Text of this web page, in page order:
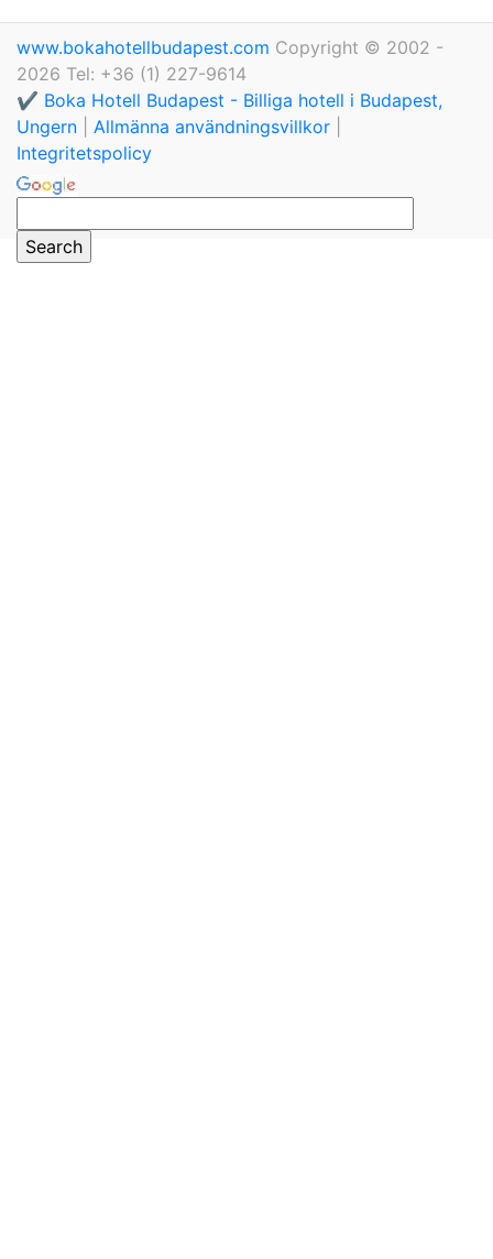
www.bokahotellbudapest.com Copyright © 2002 -
2026 Tel: +36 (1) 227-9614
✔️ Boka Hotell Budapest - Billiga hotell i Budapest,
Ungern
Allmänna användningsvillkor
Integritetspolicy